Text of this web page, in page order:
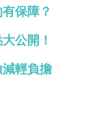
保障？
公開！
輕負擔